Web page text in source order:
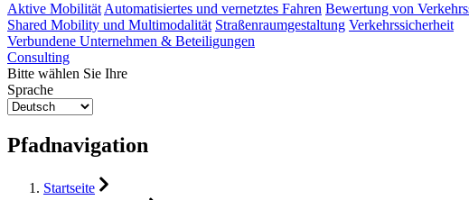
Aktive MobilitätAutomatisiertes und vernetztes Fahren Bewertung von
Shared Mobility und Multimodalität Straßenraumgestaltung Verkehrssicherheit
Verbundene Unternehmen & Beteiligungen
Consulting
Bitte wählen Sie Ihre
Sprache
Pfadnavigation
Startseite